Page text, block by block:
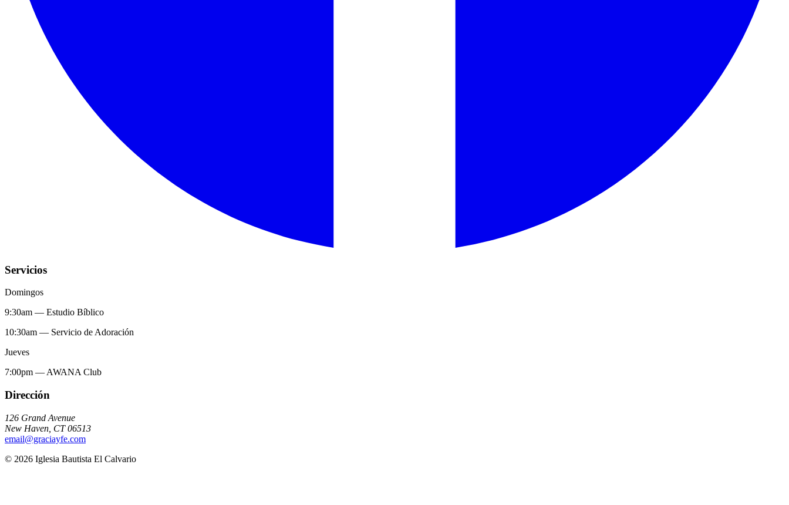
Servicios
Domingos
9:30am — Estudio Bíblico
10:30am — Servicio de Adoración
Jueves
7:00pm — AWANA Club
Dirección
126 Grand Avenue
New Haven CT 06513
email@graciayfe.com
© 2026 Iglesia Bautista El Calvario